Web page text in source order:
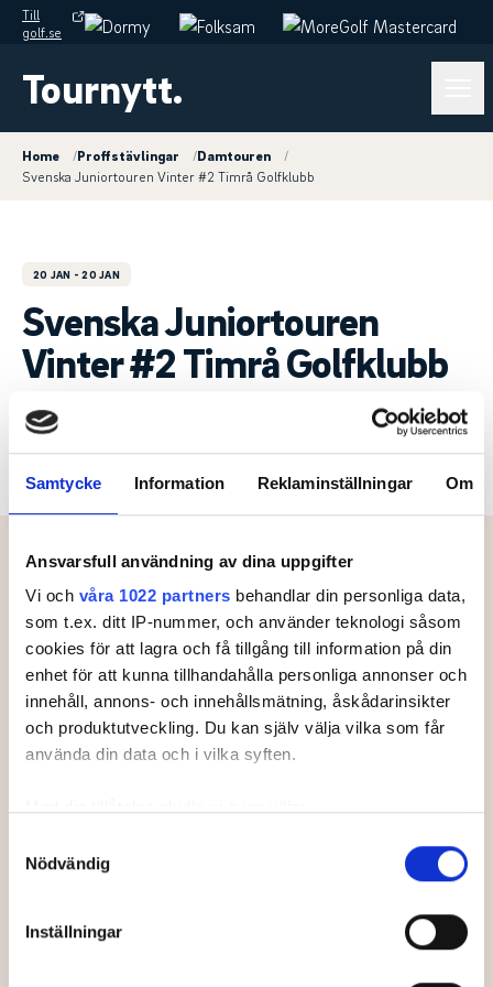
Samtycke Information Reklaminställningar Om
Ansvarsfull användning av dina uppgifter
Vi och våra 1022 partners behandlar din personliga data,
som t.ex. ditt IP-nummer, och använder teknologi såsom
cookies för att lagra och få tillgång till information på din
enhet för att kunna tillhandahålla personliga annonser och
innehåll, annons- och innehållsmätning, åskådarinsikter
och produktutveckling. Du kan själv välja vilka som får
använda din data och i vilka syften.
kan ha en noggrannhet på upp till flera meter
Ta reda på mer om hur dina personliga uppgifter
Nödvändig
Inställningar
Till
golf.se
Tournytt.
Home /Proffstävlingar /Damtouren
/
Svenska Juniortouren Vinter #2 Timrå Golfklubb
20 JAN - 20 JAN
Svenska Juniortouren
Vinter #2 Timrå Golfklubb
Damtouren
Meny
Starttider.
Just nu finns inga starttider.